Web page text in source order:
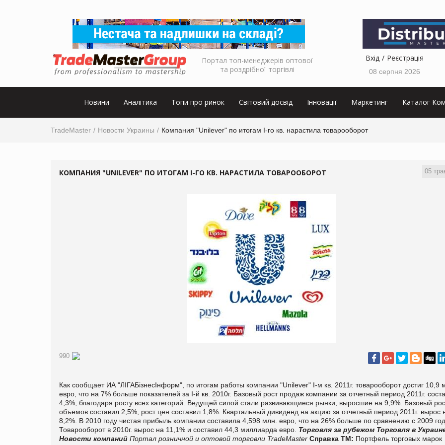
Портал топ-менеджерів оптової
та роздрібної торгівлі
Вхід Реєстрація
08 серпня 2026
Новини Аналітика Топи про ринок Світовий досвід Інновації Маркетинг Каталог
TradeMaster Новости Украины Компания "Unilever" по итогам I-го кв. нарастила товарооборот
05
КОМПАНИЯ "UNILEVER" ПО ИТОГАМ I-ГО КВ. НАРАСТИЛА ТОВАРООБОРОТ
990
Как сообщает ИА "ЛІГАБізнесІнформ", по итогам работы компании "Unilever" I-м кв. 2011г. товарооборот достиг 10,9
евро, что на 7% больше показателей за I-й кв. 2010г. Базовый рост продаж компании за отчетный период 2011г.
4,3%, благодаря росту всех категорий. Ведущей силой стали развивающиеся рынки, выросшие на 9,9%. Базовый
объемов составил 2,5%, рост цен составил 1,8%. Квартальный дивиденд на акцию за отчетный период 2011г. вырос
8,2%. В 2010 году чистая прибыль компании составила 4,598 млн. евро, что на 26% больше по сравнению с 2009
Товарооборот в 2010г. вырос на 11,1% и составил 44,3 миллиарда евро. Торговля за рубежом Торговля в
Новости компаний Портал розничной и оптовой торговли TradeMaster Справка ТМ: Портфель торговых марок